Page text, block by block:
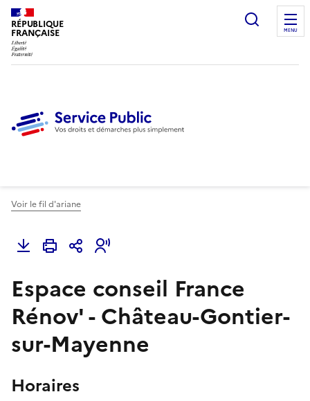
RÉPUBLIQUE
FRANÇAISE
Ouvrir
MENU
Voir le fil d'ariane
Espace conseil France
Rénov' - Château-Gontier-
sur-Mayenne
Horaires